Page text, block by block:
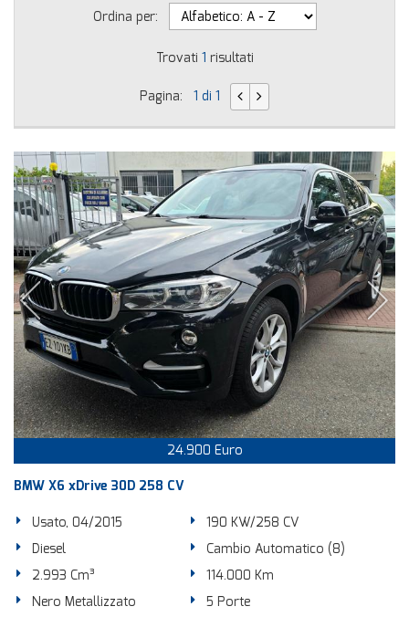
Ordina per:
Trovati 1 risultati
Pagina: 1 di 1
24.900 Euro
BMW X6 xDrive 30D 258 CV
Usato, 04/2015
190 KW/258 CV
Diesel
Cambio Automatico (8)
2.993 Cm³
114.000 Km
Nero Metallizzato
5 Porte